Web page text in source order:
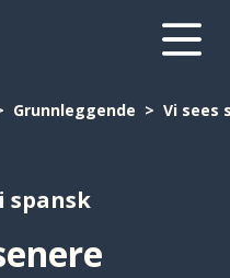
Grunnleggende Vi sees
spansk